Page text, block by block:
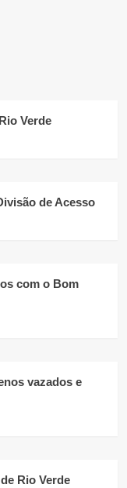
Verde
de Acesso
com o Bom
vazados e
Rio Verde